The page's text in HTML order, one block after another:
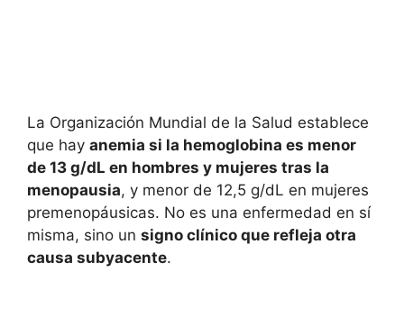
La Organización Mundial de la Salud establece
que hay anemia si la hemoglobina es menor
de 13 g/dL en hombres y mujeres tras la
menopausia, y menor de 12,5 g/dL en mujeres
premenopáusicas. No es una enfermedad en sí
misma, sino un signo clínico que refleja otra
causa subyacente.